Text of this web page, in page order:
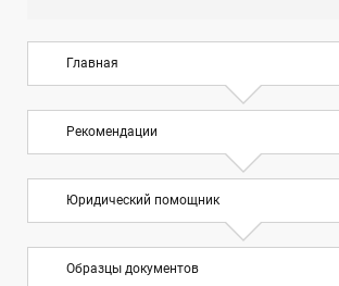
Главная
Рекомендации
Юридический помощник
Образцы документов